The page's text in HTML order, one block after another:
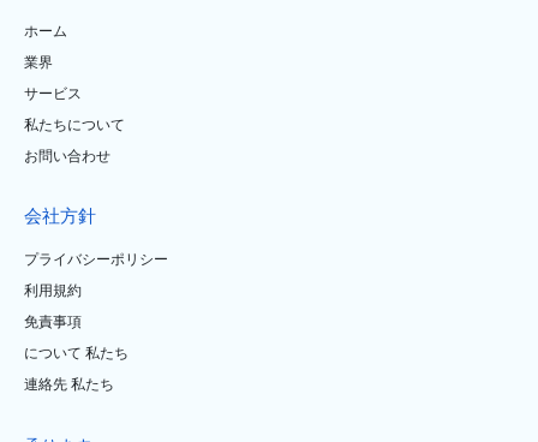
ホーム
業界
サービス
私たちについて
お問い合わせ
会社方針
プライバシーポリシー
利用規約
免責事項
について 私たち
連絡先 私たち